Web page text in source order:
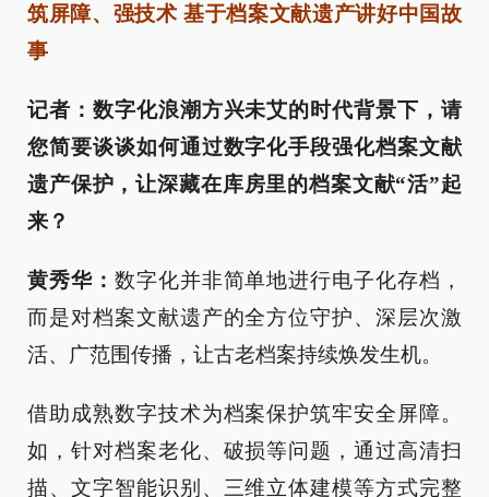
筑屏障、强技术 基于档案文献遗产讲好中国故
事
记者：数字化浪潮方兴未艾的时代背景下，请
您简要谈谈如何通过数字化手段强化档案文献
遗产保护，让深藏在库房里的档案文献“活”起
来？
黄秀华： 数字化并非简单地进行电子化存档，
而是对档案文献遗产的全方位守护、深层次激
活、广范围传播，让古老档案持续焕发生机。
借助成熟数字技术为档案保护筑牢安全屏障。
如，针对档案老化、破损等问题，通过高清扫
描、文字智能识别、三维立体建模等方式完整